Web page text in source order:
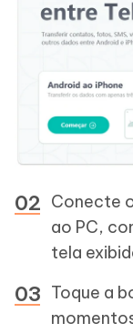
Conecte
ao PC,
tela
Toque a